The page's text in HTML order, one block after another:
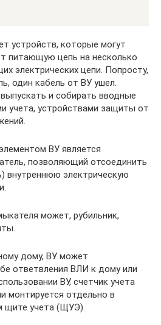
устройств, которые могут
питающую цепь на несколько
электрических цепи. Попросту,
один кабель от ВУ ушел.
и собирать вводные
учета, устройствами защиты от
ВУ является
позволяющий отсоединить
внутреннюю электрическую
может, рубильник,
дому, ВУ может
ответвления ВЛИ к дому или
ВУ, счетчик учета
монтируется отдельно в
щите учета (ЩУЭ).